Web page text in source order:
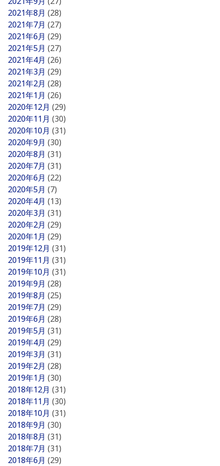
2021年8月 (28)
2021年7月 (27)
2021年6月 (29)
2021年5月 (27)
2021年4月 (26)
2021年3月 (29)
2021年2月 (28)
2021年1月 (26)
2020年12月 (29)
2020年11月 (30)
2020年10月 (31)
2020年9月 (30)
2020年8月 (31)
2020年7月 (31)
2020年6月 (22)
2020年5月 (7)
2020年4月 (13)
2020年3月 (31)
2020年2月 (29)
2020年1月 (29)
2019年12月 (31)
2019年11月 (31)
2019年10月 (31)
2019年9月 (28)
2019年8月 (25)
2019年7月 (29)
2019年6月 (28)
2019年5月 (31)
2019年4月 (29)
2019年3月 (31)
2019年2月 (28)
2019年1月 (30)
2018年12月 (31)
2018年11月 (30)
2018年10月 (31)
2018年9月 (30)
2018年8月 (31)
2018年7月 (31)
2018年6月 (29)